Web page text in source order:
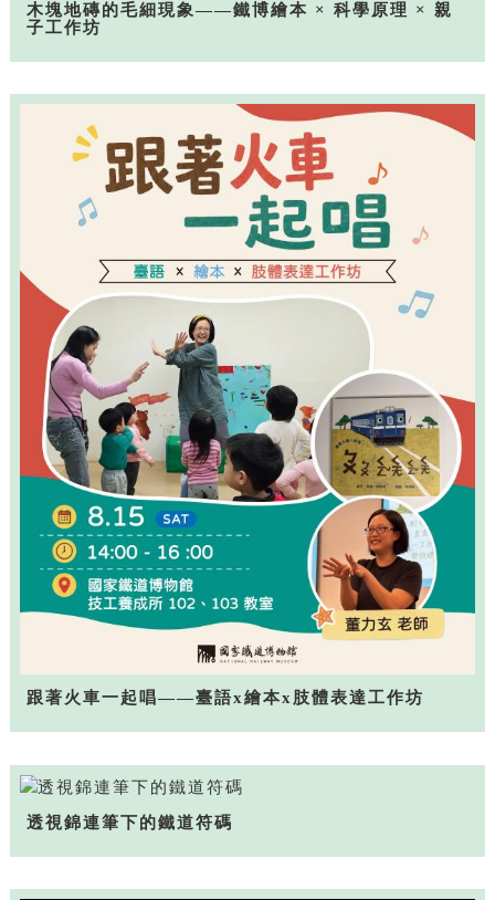
木塊地磚的毛細現象——鐵博繪本 × 科學原理 × 親
子工作坊
跟著火車一起唱——臺語x繪本x肢體表達工作坊
透視錦連筆下的鐵道符碼